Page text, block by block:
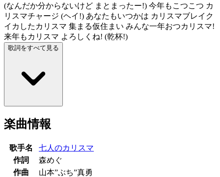
(なんだか分からないけど まとまったー!) 今年もこつこつ カ
リスマチャージ (ヘイ!) あなたもいつかは カリスマブレイク
イカしたカリスマ 集まる仮住まい みんな一年おつカリスマ!
来年もカリスマ よろしくね! (乾杯!)
歌詞をすべて見る
楽曲情報
歌手名
七人のカリスマ
作詞
森めぐ
作曲
山本”ぶち”真勇